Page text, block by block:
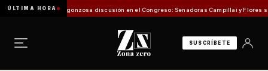
ÚLTIMA HORA
Vergonzosa discusión en el Congreso: Senadoras Campillai y Flores se
SUSCRÍBETE